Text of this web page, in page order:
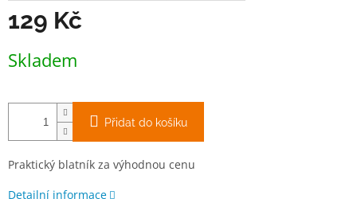
129 Kč
cena:
Skladem
Přidat do košíku
Praktický blatník za výhodnou cenu
Detailní informace